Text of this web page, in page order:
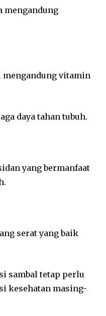
mengandung
mengandung vitamin
daya tahan tubuh.
yang bermanfaat
serat yang baik
sambal tetap perlu
kesehatan masing-